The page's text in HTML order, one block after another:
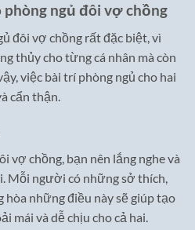
ngủ đôi vợ chồng
đôi vợ chồng rất đặc biệt, vì
thủy cho từng cá nhân mà còn
việc bài trí phòng ngủ cho hai
cẩn thận.
vợ chồng, bạn nên lắng nghe và
Mỗi người có những sở thích,
hòa những điều này sẽ giúp tạo
mái và dễ chịu cho cả hai.